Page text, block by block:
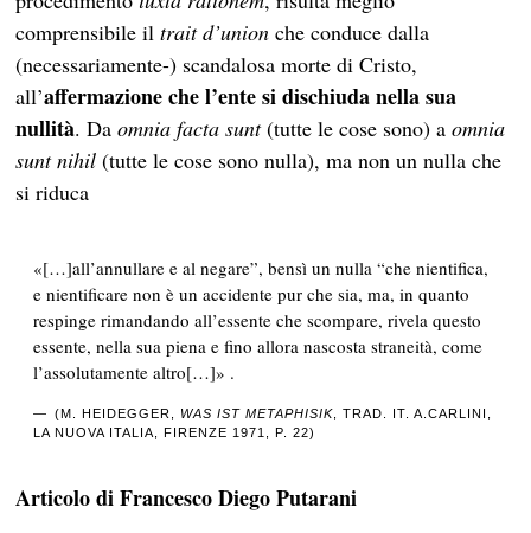
comprensibile iltrait d’union che conduce dalla
(necessariamente-) scandalosa morte di Cristo,
all’affermazione che l’ente si dischiuda nella sua
nullità. Daomnia facta sunt(tutte le cose sono) aomnia
sunt nihil(tutte le cose sono nulla), ma non un nulla che
si riduca
«[…]all’annullare e al negare”, bensì un nulla “che nientifica,
e nientificare non è un accidente pur che sia, ma, in quanto
respinge rimandando all’essente che scompare, rivela questo
essente, nella sua piena e fino allora nascosta straneità, come
l’assolutamente altro[…]» .
(M. HEIDEGGER, WAS IST METAPHISIK, TRAD. IT. A.CARLINI,
LA NUOVA ITALIA, FIRENZE 1971, P. 22)
Articolo di Francesco Diego Putarani